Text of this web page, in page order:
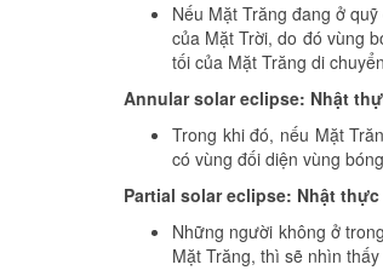
Nếu Mặt Trăng đang ở
của Mặt Trời, do đó vùng
tối của Mặt Trăng di
Annular solar eclipse: Nhật
Trong khi đó, nếu Mặt
có vùng đối diện vùng
Partial solar eclipse: Nhật
Những người không ở
Mặt Trăng, thì sẽ nhìn thấy